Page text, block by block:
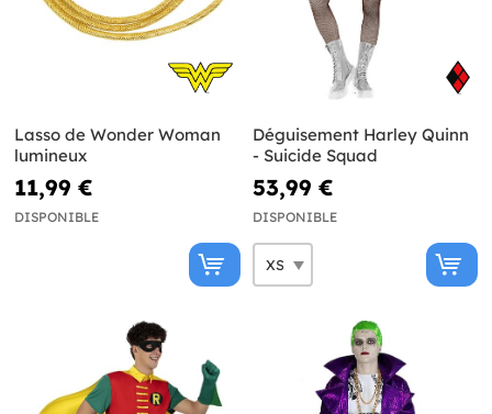
Lasso de Wonder Woman
lumineux
11,99 €
DISPONIBLE
Déguisement Harley Quinn
- Suicide Squad
53,99 €
DISPONIBLE